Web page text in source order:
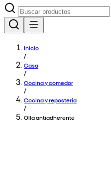
Inicio
/
Casa
/
Cocina y comedor
/
Cocina y repostería
/
Olla antiadherente